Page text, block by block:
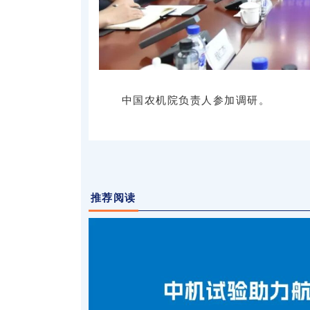
中国农机院负责人参加调研。
推荐阅读